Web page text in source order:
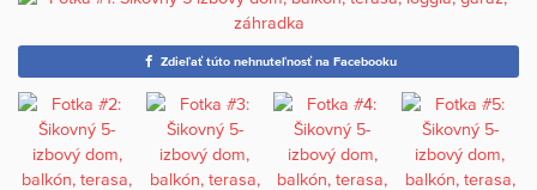
Zdieľať túto nehnuteľnosť na Facebooku